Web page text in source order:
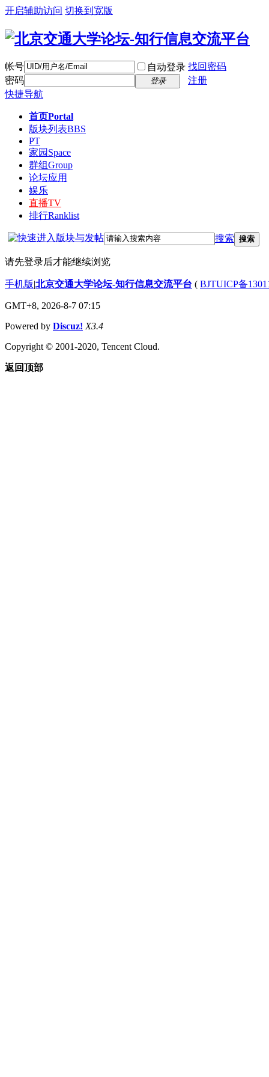
开启辅助访问 切换到宽版
帐号 自动登录 找回密码
密码
登录
注册
快捷导航
首页Portal
版块列表BBS
PT
家园 Space
群组Group
论坛应用
娱乐
直播TV
排行Ranklist
搜索 搜索
请先登录后才能继续浏览
手机版|北京交通大学论坛-知行信息交流平台 ( BJTUICP备
GMT+8, 2026-8-7 07:15
Powered by Discuz! X3.4
Copyright © 2001-2020, Tencent Cloud.
返回顶部